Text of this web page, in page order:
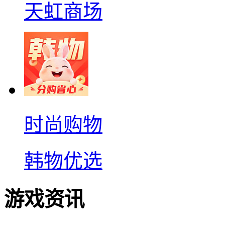
天虹商场
时尚购物
韩物优选
游戏资讯